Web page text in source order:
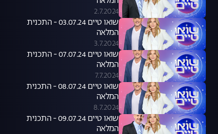
2.7.2024
שואו טיים 03.07.24 - התכנית
המלאה
3.7.2024
שואו טיים 07.07.24 - התכנית
המלאה
7.7.2024
שואו טיים 08.07.24 - התכנית
המלאה
8.7.2024
שואו טיים 09.07.24 - התכנית
המלאה